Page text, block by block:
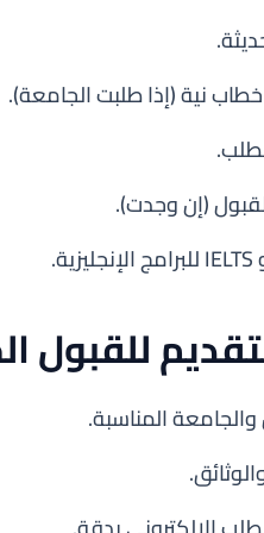
نية (إذا طلبت الجامعة).
(إن وجدت).
للقبول
المناسبة.